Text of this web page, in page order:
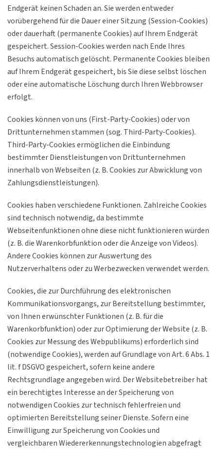
Endgerät keinen Schaden an. Sie werden entweder
vorübergehend für die Dauer einer Sitzung (Session-Cookies)
oder dauerhaft (permanente Cookies) auf Ihrem Endgerät
gespeichert. Session-Cookies werden nach Ende Ihres
Besuchs automatisch gelöscht. Permanente Cookies bleiben
auf Ihrem Endgerät gespeichert, bis Sie diese selbst löschen
oder eine automatische Löschung durch Ihren Webbrowser
erfolgt.
Cookies können von uns (First-Party-Cookies) oder von
Drittunternehmen stammen (sog. Third-Party-Cookies).
Third-Party-Cookies ermöglichen die Einbindung
bestimmter Dienstleistungen von Drittunternehmen
innerhalb von Webseiten (z. B. Cookies zur Abwicklung von
Zahlungsdienstleistungen).
Cookies haben verschiedene Funktionen. Zahlreiche Cookies
sind technisch notwendig, da bestimmte
Webseitenfunktionen ohne diese nicht funktionieren würden
(z. B. die Warenkorbfunktion oder die Anzeige von Videos).
Andere Cookies können zur Auswertung des
Nutzerverhaltens oder zu Werbezwecken verwendet werden.
Cookies, die zur Durchführung des elektronischen
Kommunikationsvorgangs, zur Bereitstellung bestimmter,
von Ihnen erwünschter Funktionen (z. B. für die
Warenkorbfunktion) oder zur Optimierung der Website (z. B.
Cookies zur Messung des Webpublikums) erforderlich sind
(notwendige Cookies), werden auf Grundlage von Art. 6 Abs. 1
lit. f DSGVO gespeichert, sofern keine andere
Rechtsgrundlage angegeben wird. Der Websitebetreiber hat
ein berechtigtes Interesse an der Speicherung von
notwendigen Cookies zur technisch fehlerfreien und
optimierten Bereitstellung seiner Dienste. Sofern eine
Einwilligung zur Speicherung von Cookies und
vergleichbaren Wiedererkennungstechnologien abgefragt